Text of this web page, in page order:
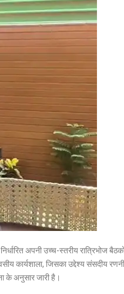
अपनी उच्च-स्तरीय रात्रिभोज बैठकों
कार्यशाला, जिसका उद्देश्य संसदीय
के अनुसार जारी है।